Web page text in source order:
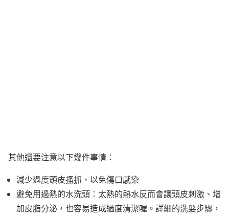
其他還要注意以下幾件事情：
減少過度頭皮搔抓，以免傷口感染
避免用過熱的水洗頭：太熱的熱水反而會讓頭皮刺激、增
加皮脂分泌，也容易造成過度清潔喔。詳細的洗髮步驟，